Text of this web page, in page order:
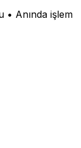
• Anında işlem